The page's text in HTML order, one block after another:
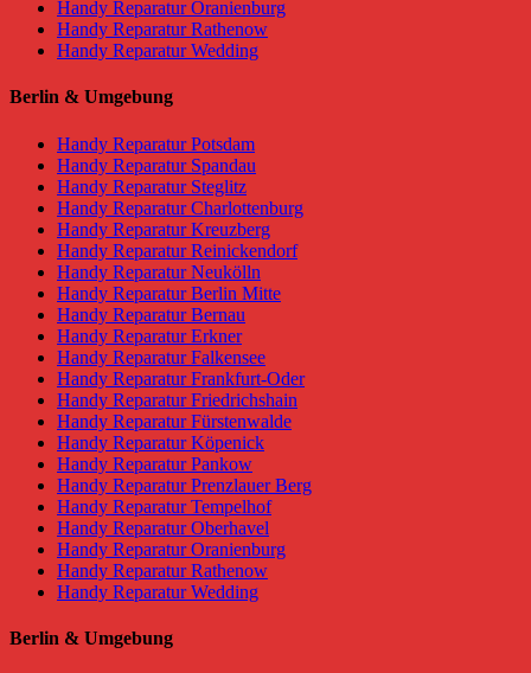
Handy Reparatur Oranienburg
Handy Reparatur Rathenow
Handy Reparatur Wedding
Berlin & Umgebung
Handy Reparatur Potsdam
Handy Reparatur Spandau
Handy Reparatur Steglitz
Handy Reparatur Charlottenburg
Handy Reparatur Kreuzberg
Handy Reparatur Reinickendorf
Handy Reparatur Neukölln
Handy Reparatur Berlin Mitte
Handy Reparatur Bernau
Handy Reparatur Erkner
Handy Reparatur Falkensee
Handy Reparatur Frankfurt-Oder
Handy Reparatur Friedrichshain
Handy Reparatur Fürstenwalde
Handy Reparatur Köpenick
Handy Reparatur Pankow
Handy Reparatur Prenzlauer Berg
Handy Reparatur Tempelhof
Handy Reparatur Oberhavel
Handy Reparatur Oranienburg
Handy Reparatur Rathenow
Handy Reparatur Wedding
Berlin & Umgebung